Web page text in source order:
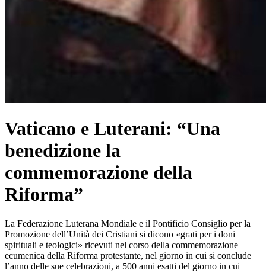
Vaticano e Luterani: “Una
benedizione la
commemorazione della
Riforma”
La Federazione Luterana Mondiale e il Pontificio Consiglio per la
Promozione dell’Unità dei Cristiani si dicono «grati per i doni
spirituali e teologici» ricevuti nel corso della commemorazione
ecumenica della Riforma protestante, nel giorno in cui si conclude
l’anno delle sue celebrazioni, a 500 anni esatti del giorno in cui